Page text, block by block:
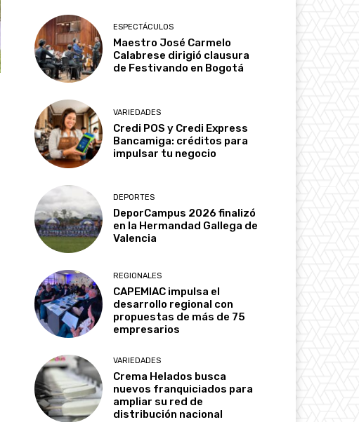
ESPECTÁCULOS
Maestro José Carmelo
Calabrese dirigió clausura
de Festivando en Bogotá
VARIEDADES
Credi POS y Credi Express
Bancamiga: créditos para
impulsar tu negocio
DEPORTES
DeporCampus 2026 finalizó
en la Hermandad Gallega de
Valencia
REGIONALES
CAPEMIAC impulsa el
desarrollo regional con
propuestas de más de 75
empresarios
VARIEDADES
Crema Helados busca
nuevos franquiciados para
ampliar su red de
distribución nacional